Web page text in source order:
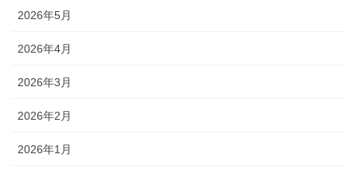
2026年5月
2026年4月
2026年3月
2026年2月
2026年1月